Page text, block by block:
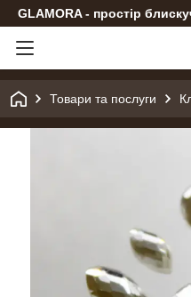
GLAMORA - простір
Товари та послуги